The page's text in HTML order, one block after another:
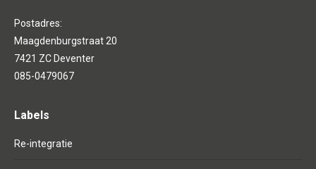
Postadres:
Maagdenburgstraat 20
7421 ZC Deventer
085-0479067
Labels
Re-integratie